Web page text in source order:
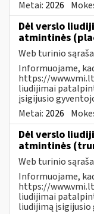
Metai: 2026
Dėl verslo
atmintinės
Web turinio
Informuojame,
https://
liudijimai
įsigijusio
Metai: 2026
Dėl verslo
atmintinės
Web turinio
Informuojame,
https://
liudijimai
liudijimą įsigijusio